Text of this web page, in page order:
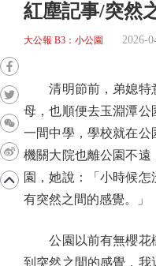
紅塵記事/突然
大公報 B3：小公園 2026-
清明節前，弟媳特
母，也順便去玉淵潭公
一間中學，學校就在公
機關大院也離公園不遠
園，她說：「小時候怎
有突然之間的感覺。」
公園以前有無櫻花
到突然之間的感覺，我